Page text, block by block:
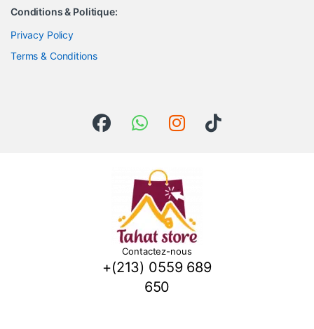
Conditions & Politique:
Privacy Policy
Terms & Conditions
Contactez-nous
+(213) 0559 689
650